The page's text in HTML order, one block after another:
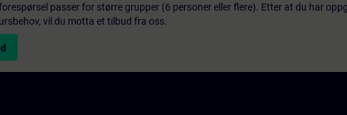
passer for større grupper (6 personer eller flere). Etter at du har
vil du motta et tilbud fra oss.